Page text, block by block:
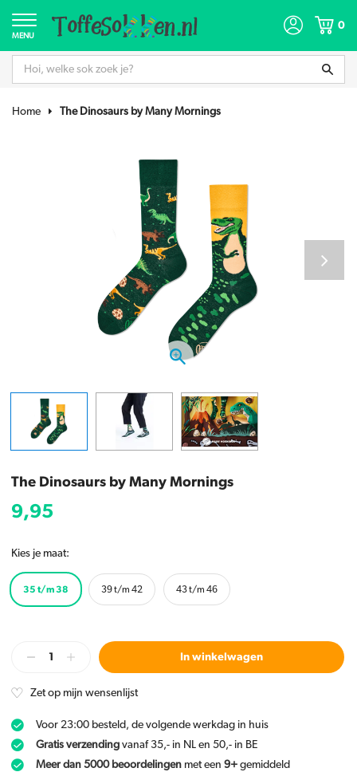
MENU
0
Home The Dinosaurs by Many Mornings
The Dinosaurs by Many Mornings
9,95
Kies je maat:
35 t/m 38 39 t/m 42 43 t/m 46
In winkelwagen
Zet op mijn wensenlijst
Voor 23:00 besteld, de volgende werkdag in huis
Gratis verzending vanaf 35,- in NL en 50,- in BE
Meer dan 5000 beoordelingen met een 9+ gemiddeld